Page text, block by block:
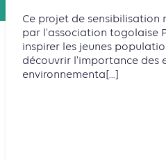
Ce projet de sensibilisation
par l'association togolaise
inspirer les jeunes
découvrir l'importance des
environnementa[...]